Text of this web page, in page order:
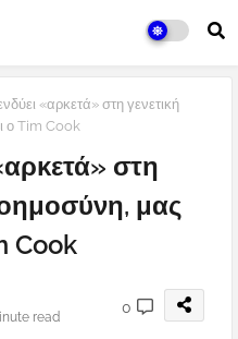
«αρκετά» στη γενετική
ο Tim Cook
στη
μας
Cook
read
0